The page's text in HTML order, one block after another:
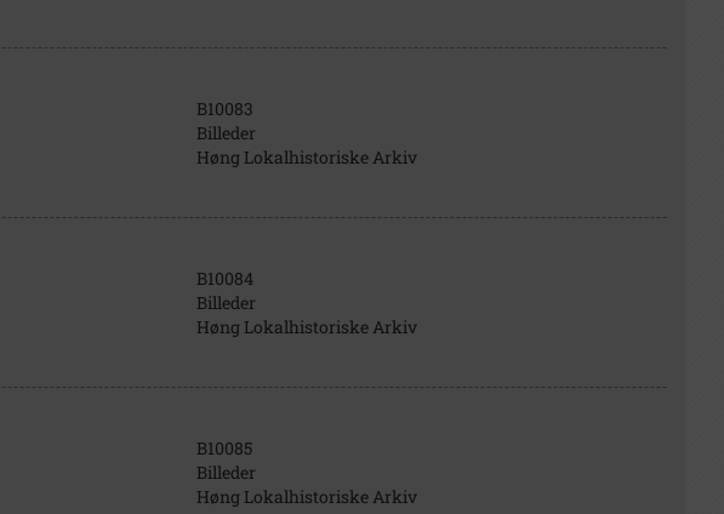
B10083
Billeder
Høng Lokalhistoriske Arkiv
B10084
Billeder
Høng Lokalhistoriske Arkiv
B10085
Billeder
Høng Lokalhistoriske Arkiv